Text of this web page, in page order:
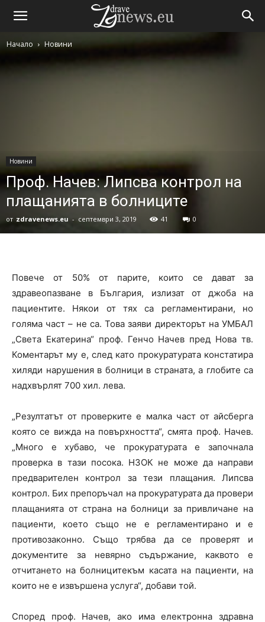
Начало Новини
Новини
Проф. Начев: Липсва контрол на
плащанията в болниците
от zdravenews.eu - септември 3, 2019 41 0
Повече от 50% от парите, които се дават за
здравеопазване в България, излизат от джоба на
пациентите. Някои от тях са регламентирани, но
голяма част – не са. Това заяви директорът на УМБАЛ
„Света Екатерина“ проф. Генчо Начев пред Нова тв.
Коментарът му е, след като прокуратурата констатира
хиляди нарушения в болници в страната, а глобите са
надхвърлят 700 хил. лева.
„Резултатът от проверките е малка част от айсберга
която се вижда на повърхността“, смята проф. Начев.
„Много е хубаво, че прокуратурата е започнала
проверка в тази посока. НЗОК не може да направи
предварителен контрол за тези плащания. Липсва
контрол. Бих препоръчал на прокуратурата да провери
плащанията от страна на болници за привличане на
пациенти, което също не е регламентирано и е
противозаконно. Също трябва да се проверят и
документите за невярно съдържание, каквото е
отчитането на болницитекъм касата на пациенти, на
които не е извършена услуга“, добави той.
Според проф. Начев, ако има електронна здравна